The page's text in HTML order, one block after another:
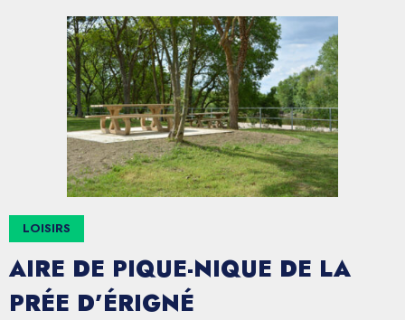
LOISIRS
AIRE DE PIQUE-NIQUE DE LA
PRÉE D’ÉRIGNÉ